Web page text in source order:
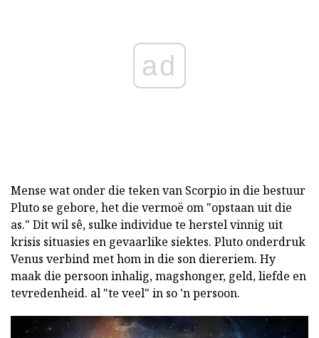
ad
Mense wat onder die teken van Scorpio in die bestuur
Pluto se gebore, het die vermoë om "opstaan uit die
as." Dit wil sê, sulke individue te herstel vinnig uit
krisis situasies en gevaarlike siektes. Pluto onderdruk
Venus verbind met hom in die son diereriem. Hy
maak die persoon inhalig, magshonger, geld, liefde en
tevredenheid. al "te veel" in so 'n persoon.